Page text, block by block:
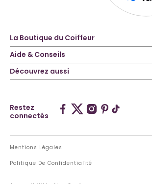
La Boutique du Coiffeur
Aide & Conseils
Découvrez aussi
Restez
connectés
Mentions Légales
Politique De Confidentialité